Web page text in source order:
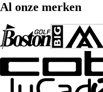
Al onze merken